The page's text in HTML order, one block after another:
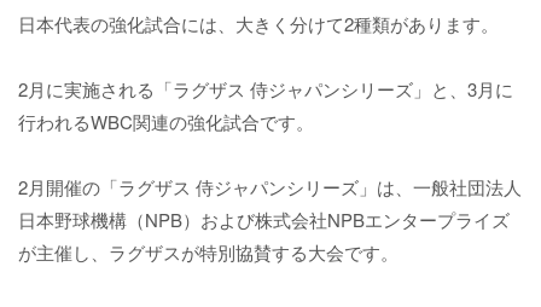
日本代表の強化試合には、大きく分けて2種類があります。
2月に実施される「ラグザス 侍ジャパンシリーズ」と、3月に
行われるWBC関連の強化試合です。
2月開催の「ラグザス 侍ジャパンシリーズ」は、一般社団法人
日本野球機構（NPB）および株式会社NPBエンタープライズ
が主催し、ラグザスが特別協賛する大会です。